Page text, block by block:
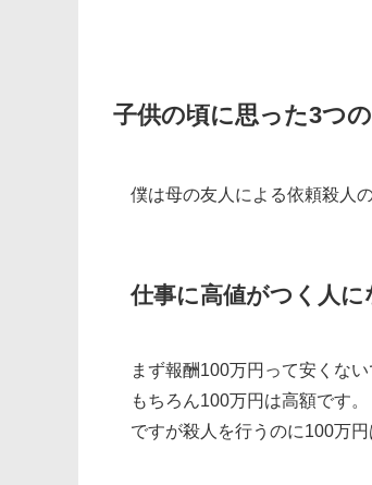
子供の頃に思った3つ
僕は母の友人による依頼殺人
仕事に高値がつく人に
まず報酬100万円って安くない
もちろん100万円は高額です。
ですが殺人を行うのに100万